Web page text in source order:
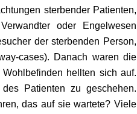
sterbender Patienten,
oder Engelwesen
der sterbenden Person,
cases). Danach waren die
hellten sich auf.
Patienten zu geschehen.
das auf sie wartete? Viele